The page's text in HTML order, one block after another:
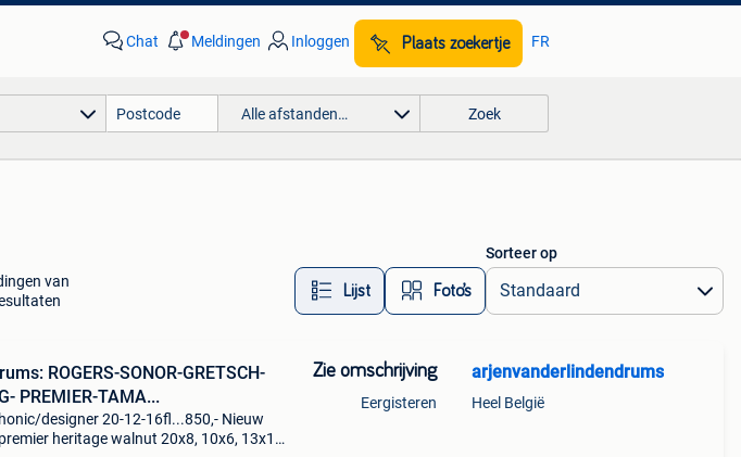
Chat Meldingen Inloggen Plaats zoekertje FR
Alle afstanden… Zoek
van
Lijst Foto’s
Sorteer op
ROGERS-SONOR-GRETSCH-
PREMIER-TAMA...
designer 20-12-16fl...850,- Nieuw
heritage walnut 20x8, 10x6, 13x12
Zie omschrijving
Eergisteren
arjenvanderlindendrums
Heel België